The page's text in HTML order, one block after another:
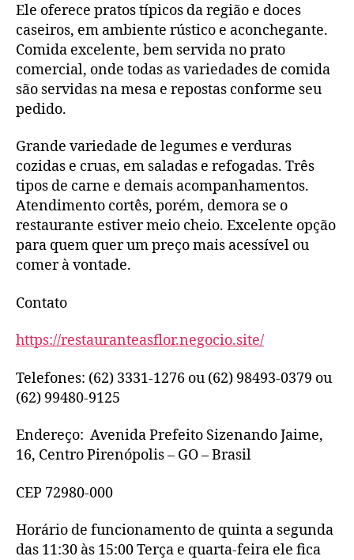
Ele oferece pratos típicos da região e doces
caseiros, em ambiente rústico e aconchegante.
Comida excelente, bem servida no prato
comercial, onde todas as variedades de comida
são servidas na mesa e repostas conforme seu
pedido.
Grande variedade de legumes e verduras
cozidas e cruas, em saladas e refogadas. Três
tipos de carne e demais acompanhamentos.
Atendimento cortês, porém, demora se o
restaurante estiver meio cheio. Excelente opção
para quem quer um preço mais acessível ou
comer à vontade.
Contato
https://restauranteasflor.negocio.site/
Telefones: (62) 3331-1276 ou (62) 98493-0379 ou
(62) 99480-9125
Endereço: Avenida Prefeito Sizenando Jaime,
16, Centro Pirenópolis – GO – Brasil
CEP 72980-000
Horário de funcionamento de quinta a segunda
das 11:30 às 15:00 Terça e quarta-feira ele fica